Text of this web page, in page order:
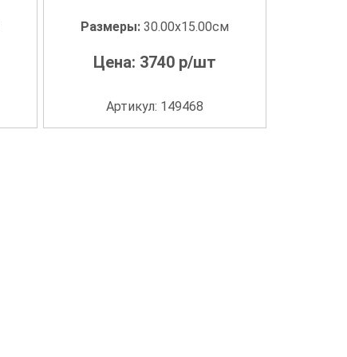
Размеры:30.00x15.00см
Цена: 3740 р/шт
Артикул: 149468